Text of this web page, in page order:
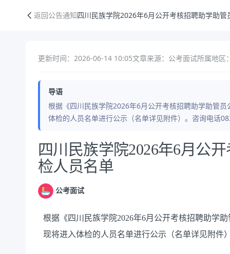
返回公告通知四川民族学院2026年6月公开考核招聘助学助管
更新时间：2026-06-14 10:05文章来源：公考面试所属地区
导语
根据《四川民族学院2026年6月公开考核招聘助学助管
体检的人员名单进行公示（名单详见附件）。咨询电话
公告正文
四川民族学院2026年6月公
检人员名单
公考面试
根据《四川民族学院2026年6月公开考核招聘助学
现将进入体检的人员名单进行公示（名单详见附件